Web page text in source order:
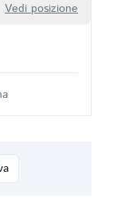
Vedi posizione